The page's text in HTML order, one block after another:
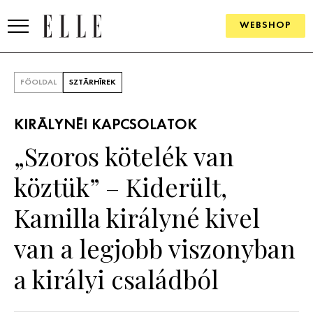
WEBSHOP
SZÉPSÉG
ÉLETMÓD
FŐOLDAL SZTÁRHÍREK
KIRÁLYNÉI KAPCSOLATOK
„Szoros kötelék van
köztük” – Kiderült,
Kamilla királyné kivel
van a legjobb viszonyban
a királyi családból